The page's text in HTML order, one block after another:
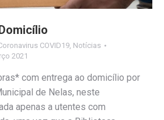
COVID19 Notícias
2021
com entrega ao domicílio por
de Nelas, neste
apenas a utentes com